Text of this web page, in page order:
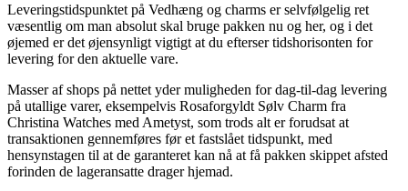
Leveringstidspunktet på Vedhæng og charms er selvfølgelig ret
væsentlig om man absolut skal bruge pakken nu og her, og i det
øjemed er det øjensynligt vigtigt at du efterser tidshorisonten for
levering for den aktuelle vare.
Masser af shops på nettet yder muligheden for dag-til-dag levering
på utallige varer, eksempelvis Rosaforgyldt Sølv Charm fra
Christina Watches med Ametyst, som trods alt er forudsat at
transaktionen gennemføres før et fastslået tidspunkt, med
hensynstagen til at de garanteret kan nå at få pakken skippet afsted
forinden de lageransatte drager hjemad.